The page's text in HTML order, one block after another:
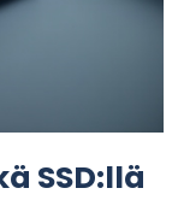
SSD:llä